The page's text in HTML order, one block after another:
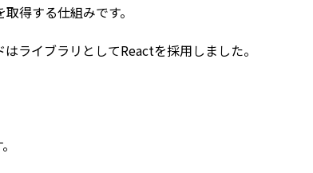
得する仕組みです。
ライブラリとしてReactを採用しました。